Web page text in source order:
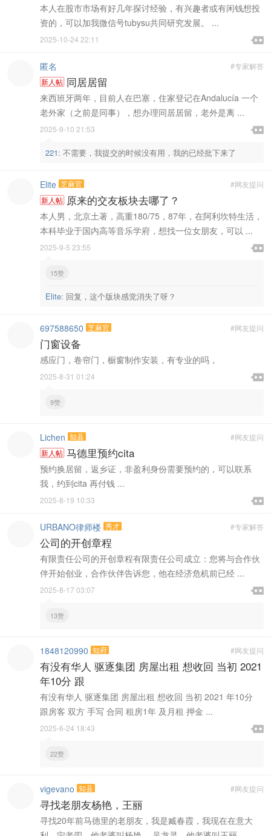
本人在股市市场有好几年探讨经验，有兴趣者或有闲钱想投
资的，可以加我微信号tubysu共同研究发展。 ...

2025-10-24 22:11 
#专家解答
匿名
新人帖 同居居留
来西班牙两年，目前人在巴塞，住家登记在Andalucía 一个
老外家（之前是同事），想办理同居居留，老外是离 ...

2025-9-10 21:53 
221: 不需要，我提交的时候没有用，我的已经批下来了
#网友提问
Elite 芝麻官
新人帖 原来的交友板块去哪了？
本人男，北京土著，高重180/75，87年，在阿利坎特生活，
本科毕业于国内高等音乐学府，想找一位女朋友，可以 ...

2025-9-5 23:55 
15赞
Elite: 回复，这个版块感觉消失了呀？
#网友提问
697588650 芝麻官
门窗设备
感应门，卷帘门，橱窗制作安装，有专业的吗，

2025-8-31 01:24 
9赞
#网友提问
Lichen 知县
新人帖 马德里预约cita
预约换居留，返乡证，非盈利身份需要预约的，可以联系
我，约到cita 再付钱 ...

2025-8-19 10:33 
#专家解答
URBANO律师楼 秀才
公司的开创章程
有限责任公司的开创章程有限责任公司成立：您将与合作伙
伴开始创业，合作伙伴告诉您，他在经济危机前已经 ...

2025-8-17 03:07 
13赞
#网友提问
1848120990 知府
有没有华人 驱逐集团 房屋出租 想收回 当初 2021
年10分 跟
有没有华人 驱逐集团 房屋出租 想收回 当初 2021 年10分
跟房客 双方 手写 合同 租房1年 及月租 押金 ...

2025-6-24 18:43 
22赞
#网友提问
vigevano 知县
寻找老朋友杨艳，王丽
寻找20年前马德里的老朋友，我是臧春霞，我现在在意大